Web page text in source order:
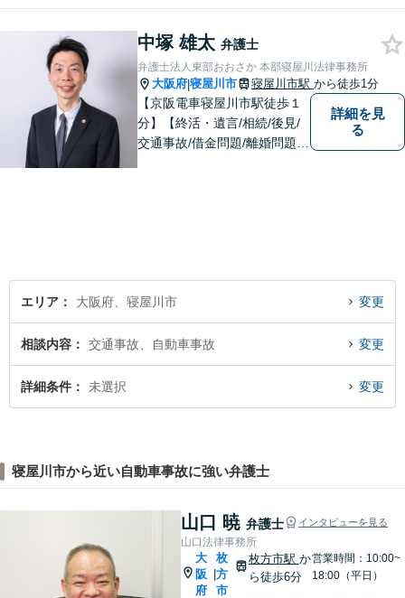
中塚 雄太 弁護士
弁護士法人東部おおさか 本部寝屋川法律事務所
大阪府|寝屋川市 寝屋川市駅 から徒歩1分
【京阪電車寝屋川市駅徒歩１
分】【終活・遺言/相続/後見/
交通事故/借金問題/離婚問題等
詳細を見
る
エリア 大阪府、寝屋川市 変更
相談内容 交通事故、自動車事故 変更
詳細条件 未選択 変更
寝屋川市から近い自動車事故に強い弁護士
山口 暁 弁護士 インタビューを見る
山口法律事務所
大
阪
府
枚
方
市
枚方市駅 か
ら徒歩6分
営業時間：10:00~
18:00（平日）